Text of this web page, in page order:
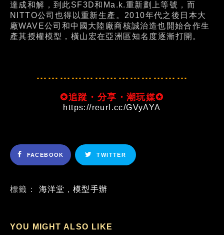
達成和解，到此SF3D和Ma.k.重新劃上等號，而
NITTO公司也得以重新生產。2010年代之後日本大
廠WAVE公司和中國大陸廠商核誠治造也開始合作生
產其授權模型，橫山宏在亞洲區知名度逐漸打開。
…………………………………
✪追蹤・分享・潮玩媒✪
https://reurl.cc/GVyAYA
FACEBOOK TWITTER
標籤： 海洋堂 ,模型手辦
YOU MIGHT ALSO LIKE